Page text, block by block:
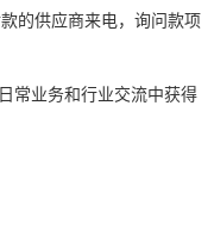
的供应商来电，询问款项
常业务和行业交流中获得